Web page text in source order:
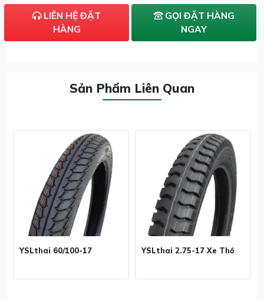
LIÊN HỆ ĐẶT
HÀNG
GỌI ĐẶT HÀNG
NGAY
Sản Phẩm Liên Quan
YSLthai 60/100-17 YSLthai 2.75-17 Xe Thồ